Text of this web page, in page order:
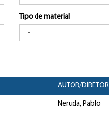
Tipo de material
AUTOR/DIRETOR
Neruda, Pablo